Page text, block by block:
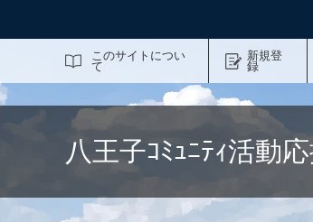
このサイトについ
て
新規登
録
八王子ｺﾐｭﾆﾃｨ活動